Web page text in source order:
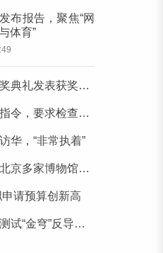
布报告，聚焦“网
体育”
木炭条涂鸦的小女孩始终留在心底
检查部分波音客机
华，“非常执着”
推出暑期亲子研学活动
请预算创新高
“金穹”反导系统